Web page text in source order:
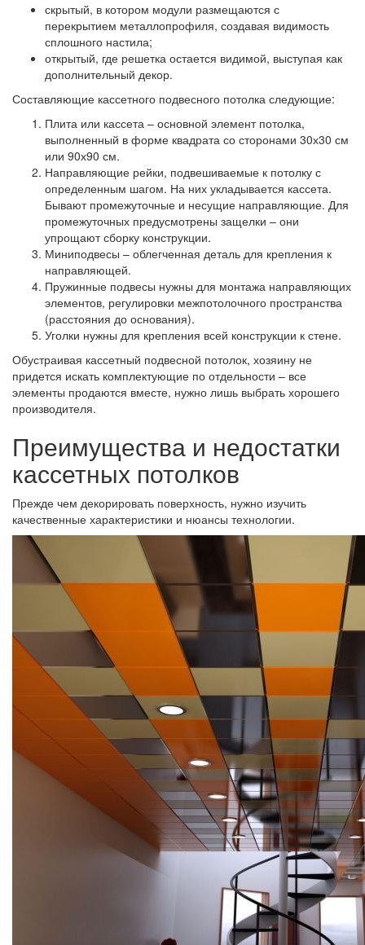
скрытый, в котором модули размещаются с
перекрытием металлопрофиля, создавая видимость
сплошного настила;
открытый, где решетка остается видимой, выступая как
дополнительный декор.
Составляющие кассетного подвесного потолка следующие:
Плита или кассета – основной элемент потолка,
выполненный в форме квадрата со сторонами 30х30 см
или 90х90 см.
Направляющие рейки, подвешиваемые к потолку с
определенным шагом. На них укладывается кассета.
Бывают промежуточные и несущие направляющие. Для
промежуточных предусмотрены защелки – они
упрощают сборку конструкции.
Миниподвесы – облегченная деталь для крепления к
направляющей.
Пружинные подвесы нужны для монтажа направляющих
элементов, регулировки межпотолочного пространства
(расстояния до основания).
Уголки нужны для крепления всей конструкции к стене.
Обустраивая кассетный подвесной потолок, хозяину не
придется искать комплектующие по отдельности – все
элементы продаются вместе, нужно лишь выбрать хорошего
производителя.
Преимущества и недостатки
кассетных потолков
Прежде чем декорировать поверхность, нужно изучить
качественные характеристики и нюансы технологии.